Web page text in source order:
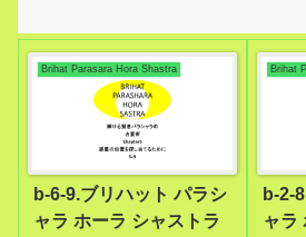
Brihat Parasara Hora Shastra
b-6-9.ブリハット パラシ
ャラ ホーラ シャストラ
Brihat
b-2-
ャラ